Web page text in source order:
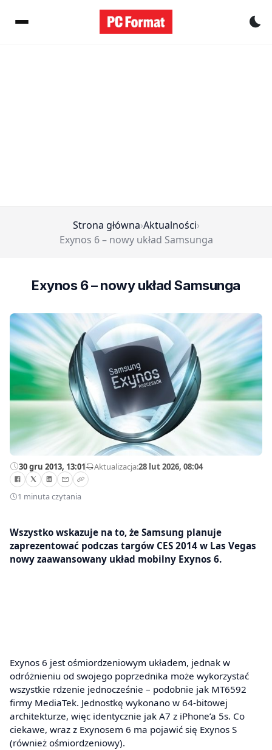
Strona główna›Aktualności›
Exynos 6 – nowy układ Samsunga
Exynos 6 – nowy układ Samsunga
30 gru 2013, 13:01—Aktualizacja:28 lut 2026, 08:04
1 minuta czytania
Wszystko wskazuje na to, że Samsung planuje
zaprezentować podczas targów CES 2014 w Las Vegas
nowy zaawansowany układ mobilny Exynos 6.
Exynos 6 jest ośmiordzeniowym układem, jednak w
odróżnieniu od swojego poprzednika może wykorzystać
wszystkie rdzenie jednocześnie – podobnie jak MT6592
firmy MediaTek. Jednostkę wykonano w 64-bitowej
architekturze, więc identycznie jak A7 z iPhone’a 5s. Co
ciekawe, wraz z Exynosem 6 ma pojawić się Exynos S
(również ośmiordzeniowy).